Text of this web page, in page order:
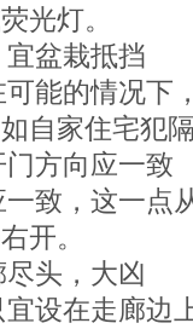
光灯。
盆栽抵挡
能的情况下
自家住宅犯
方向应一致
致，这一点
开。
头，大凶
设在走廊边